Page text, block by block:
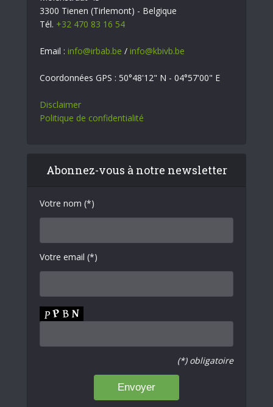
3300 Tienen (Tirlemont) - Belgique
Tél. +32 470 83 16 54
Email : info@irbab.be / info@kbivb.be
Coordonnées GPS : 50°48'12" N - 04°57'00" E
Disclaimer
Politique de confidentialité
Abonnez-vous à notre newsletter
Votre nom (*)
Votre email (*)
(*) obligatoire